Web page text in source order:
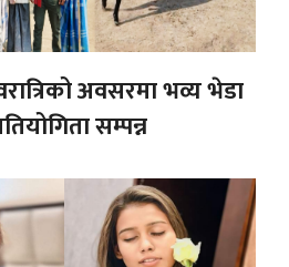
अवसरमा भव्य भेडा
सम्पन्न